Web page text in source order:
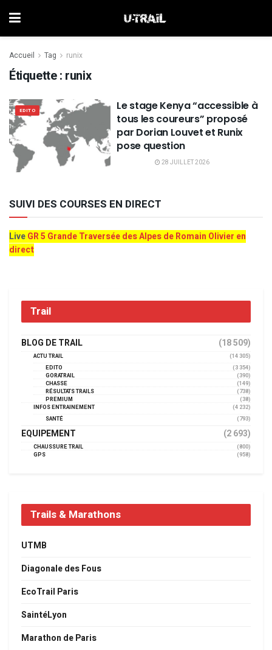
Accueil Tag runix
Étiquette : runix
EDITO
Le stage Kenya “accessible à
tous les coureurs” proposé
par Dorian Louvet et Runix
pose question
28 JUILLET 2026
SUIVI DES COURSES EN DIRECT
LiveGR 5 Grande Traversée des Alpes de Romain Olivier en
direct
Trail
BLOG DE TRAIL (18 509)
ACTU TRAIL
(14 305)
EDITO
(3 354)
GORATRAIL
(390)
CHASSE
(149)
RÉSULTATS TRAILS
(738)
PREMIUM
(38)
INFOS ENTRAINEMENT
(4 232)
SANTÉ
(793)
EQUIPEMENT (2 693)
CHAUSSURE TRAIL
(800)
GPS
(958)
Trails & Marathons
UTMB
Diagonale des Fous
EcoTrail Paris
SaintéLyon
Marathon de Paris